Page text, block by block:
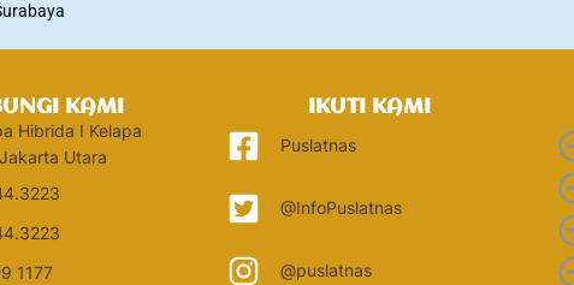
KAMI
Hibrida I Kelapa
Utara
1177
IKUTI KAMI
Puslatnas
@InfoPuslatnas
@puslatnas